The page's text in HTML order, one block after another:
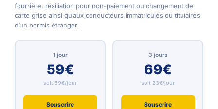
fourrière, résiliation pour non-paiement ou changement de
carte grise ainsi qu’aux conducteurs immatriculés ou titulaires
d’un permis étranger.
1 jour
59€
soit 59€/jour
Souscrire
3 jours
69€
soit 23€/jour
Souscrire